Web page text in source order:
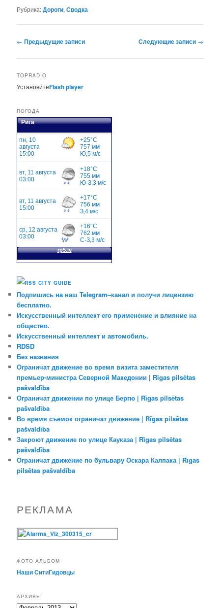
Рубрика:Дороги,Сводка
Навигация
записям
← Предыдущие записи Следующие записи →
TOPRADIO
УстановитеFlash player
ПОГОДА
Рига
CITY GUIDE
Подпишись на наш Telegram–канал и получи лицензию
бесплатно.
Искусственный интеллект его применение и влияние на
общество.
Искусственный интеллект и автомобиль.
RDSD
Без названия
Ограничат движение во время визита заместителя
премьер-министра Северной Македонии | Rīgas pilsētas
pašvaldība
Ограничат движении по улице Бергю | Rīgas pilsētas
pašvaldība
Во время съемок ограничат движение | Rīgas pilsētas
pašvaldība
Закроют движение по улице Кауказа | Rīgas pilsētas
pašvaldība
Ограничат движение по бульвару Оскара Калпака | Rīgas
pilsētas pašvaldība
РЕКЛАМА
ФОТО АЛЬБОМ
Наши СитиГидовцы
АРХИВЫ